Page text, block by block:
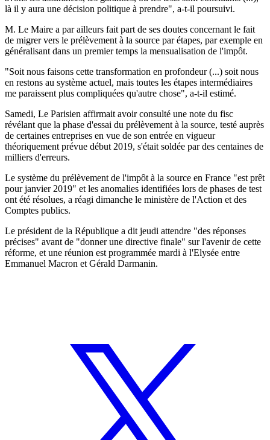
là il y aura une décision politique à prendre", a-t-il poursuivi.
M. Le Maire a par ailleurs fait part de ses doutes concernant le fait
de migrer vers le prélèvement à la source par étapes, par exemple en
généralisant dans un premier temps la mensualisation de l'impôt.
"Soit nous faisons cette transformation en profondeur (...) soit nous
en restons au système actuel, mais toutes les étapes intermédiaires
me paraissent plus compliquées qu'autre chose", a-t-il estimé.
Samedi, Le Parisien affirmait avoir consulté une note du fisc
révélant que la phase d'essai du prélèvement à la source, testé auprès
de certaines entreprises en vue de son entrée en vigueur
théoriquement prévue début 2019, s'était soldée par des centaines de
milliers d'erreurs.
Le système du prélèvement de l'impôt à la source en France "est prêt
pour janvier 2019" et les anomalies identifiées lors de phases de test
ont été résolues, a réagi dimanche le ministère de l'Action et des
Comptes publics.
Le président de la République a dit jeudi attendre "des réponses
précises" avant de "donner une directive finale" sur l'avenir de cette
réforme, et une réunion est programmée mardi à l'Elysée entre
Emmanuel Macron et Gérald Darmanin.